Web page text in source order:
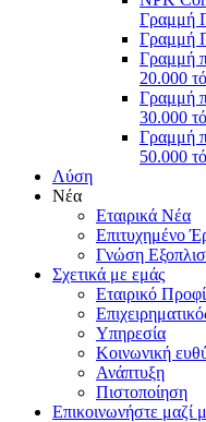
Γραμμή
Γραμμή
Γραμμή
20.000
Γραμμή
30.000
Γραμμή
50.000
Λύση
Νέα
Εταιρικά Νέα
Επιτυχημένο
Γνώση
Σχετικά με εμάς
Εταιρικό
Υπηρεσία
Κοινωνική
Ανάπτυξη
Πιστοποίηση
Επικοινωνήστε μαζί